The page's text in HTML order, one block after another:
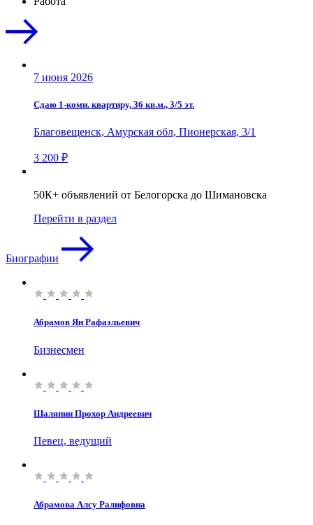
7 июня 2026
Сдаю 1-комн. квартиру, 36 кв.м., 3/5 эт.
Благовещенск, Амурская обл, Пионерская, 3/1
3 200 ₽
50К+ объявлений от Белогорска до Шимановска
Перейти в раздел
Биографии
Абрамов Ян Рафаэльевич
Бизнесмен
Шаляпин Прохор Андреевич
Певец, ведущий
Абрамова Алсу Ралифовна